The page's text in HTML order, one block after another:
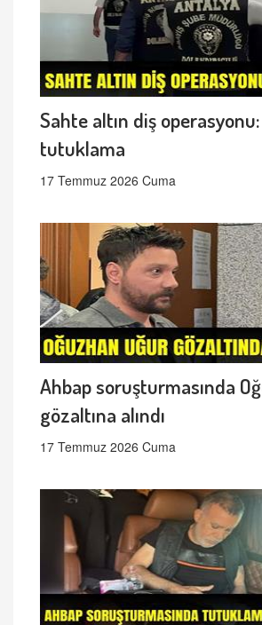
Sahte altın diş
tutuklama
17 Temmuz 2026 Cuma
Ahbap soruşturmasında
gözaltına alındı
17 Temmuz 2026 Cuma